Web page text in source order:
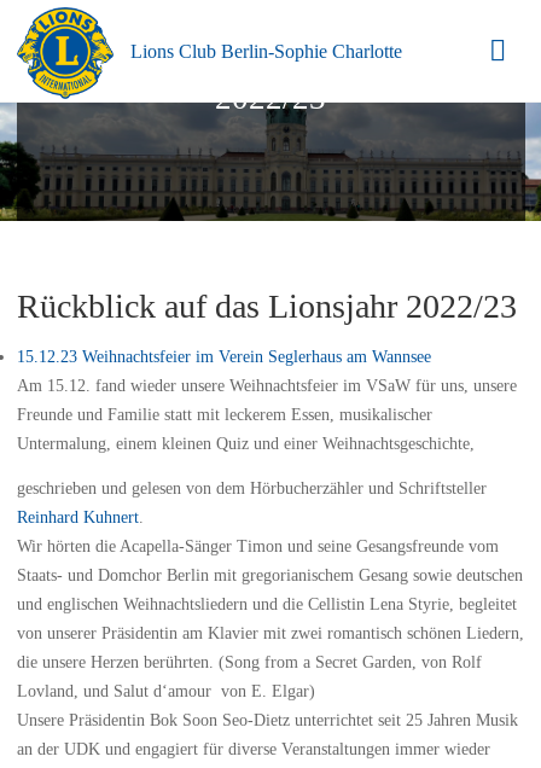
Lions Club Berlin-Sophie Charlotte
2022/23
Rückblick auf das Lionsjahr 2022/23
15.12.23 Weihnachtsfeier im Verein Seglerhaus am Wannsee
Am 15.12. fand wieder unsere Weihnachtsfeier im VSaW für uns, unsere
Freunde und Familie statt mit leckerem Essen, musikalischer
Untermalung, einem kleinen Quiz und einer Weihnachtsgeschichte,
geschrieben und gelesen von dem Hörbucherzähler und Schriftsteller
Reinhard Kuhnert.
Wir hörten die Acapella-Sänger Timon und seine Gesangsfreunde vom
Staats- und Domchor Berlin mit gregorianischem Gesang sowie deutschen
und englischen Weihnachtsliedern und die Cellistin Lena Styrie, begleitet
von unserer Präsidentin am Klavier mit zwei romantisch schönen Liedern,
die unsere Herzen berührten. (Song from a Secret Garden, von Rolf
Lovland, und Salut d‘amour von E. Elgar)
Unsere Präsidentin Bok Soon Seo-Dietz unterrichtet seit 25 Jahren Musik
an der UDK und engagiert für diverse Veranstaltungen immer wieder